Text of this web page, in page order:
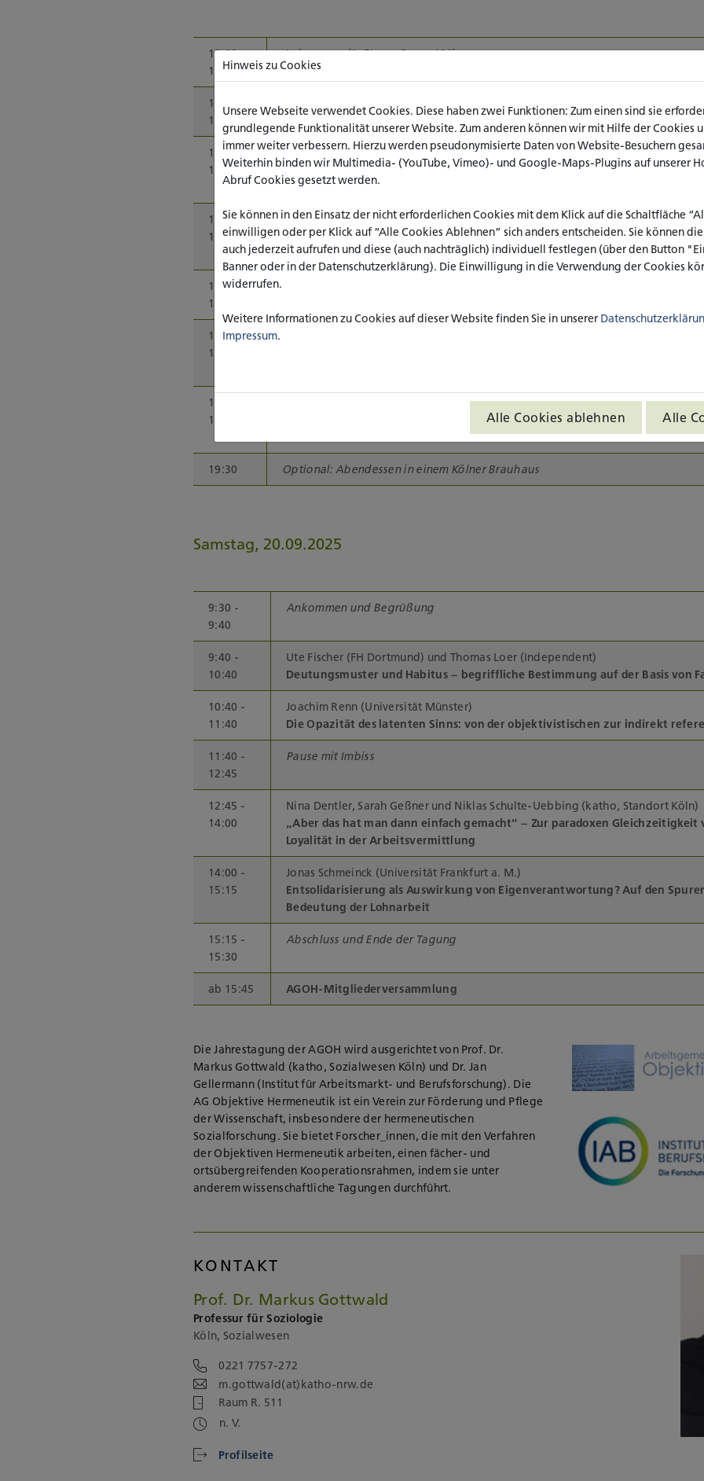
12:00 -
13:15
Ankommen(1. Etage, Raum 101)
13:15 -
13:30
Jan Gellermann (IAB) und Markus Gottwald (katho, Standort Köln)
Begrüßung und Einführung
13:30 -
14:30
Stefan Kutzner (Universität Siegen)
Der Homo oeconomicus als Mythos in der Sozialpolitik. Zur Bedeutung von
sozialpolitischen Diskursen
14:30 -
15:30
Jonas Bischof, Anna Zoss und Lukas Neuhaus (Fachhochschule Nordwestschweiz)
Erosion von Fachlichkeit durch fachfremde Sprache? Die Auswirkungen
Feldern der Sozialen Arbeit
15:30 -
16:00
16:00 -
17:00
Wenn es anders kommt als erwartet: eine objektiv-hermeneutische Analyse
17:00 -
18:00
Paternalistische Integration und simulierte Produktivität – Formen
19:30 Optional: Abendessen in einem Kölner Brauhaus
Samstag, 20.09.2025
9:30 -
9:40
Ankommen und Begrüßung
9:40 -
10:40
Ute Fischer (FH Dortmund) und Thomas Loer (Independent)
Deutungsmuster und Habitus – begriffliche Bestimmung auf der Basis von
10:40 -
11:40
Joachim Renn (Universität Münster)
Die Opazität des latenten Sinns: von der objektivistischen zur indirekt
11:40 -
12:45
Pause mit Imbiss
12:45 -
14:00
Nina Dentler, Sarah Geßner und Niklas Schulte-Uebbing (katho, Standort Köln)
„Aber das hat man dann einfach gemacht“ – Zur paradoxen
Loyalität in der Arbeitsvermittlung
14:00 -
15:15
Jonas Schmeinck (Universität Frankfurt a. M.)
Entsolidarisierung als Auswirkung von Eigenverantwortung? Auf den
Bedeutung der Lohnarbeit
15:15 -
15:30
Abschluss und Ende der Tagung
ab 15:45 AGOH-Mitgliederversammlung
Die Jahrestagung der AGOH wird ausgerichtet von Prof. Dr.
Markus Gottwald (katho, Sozialwesen Köln) und Dr. Jan
Gellermann (Institut für Arbeitsmarkt- und Berufsforschung). Die
AG Objektive Hermeneutik ist ein Verein zur Förderung und Pflege
der Wissenschaft, insbesondere der hermeneutischen
Sozialforschung. Sie bietet Forscher_innen, die mit den Verfahren
der Objektiven Hermeneutik arbeiten, einen fächer- und
ortsübergreifenden Kooperationsrahmen, indem sie unter
anderem wissenschaftliche Tagungen durchführt.
KONTAKT
Prof. Dr. Markus Gottwald
Professur für Soziologie
Köln, Sozialwesen
0221 7757-272
m.gottwald(at)katho-nrw.de
Raum R. 511
n. V.
Profilseite
Hinweis zu Cookies
Unsere Webseite verwendet Cookies. Diese haben zwei Funktionen: Zum einen sind sie
grundlegende Funktionalität unserer Website. Zum anderen können wir mit Hilfe der Cookies
immer weiter verbessern. Hierzu werden pseudonymisierte Daten von Website-Besuchern
Weiterhin binden wir Multimedia- (YouTube, Vimeo)- und Google-Maps-Plugins auf unserer
Abruf Cookies gesetzt werden.
Sie können in den Einsatz der nicht erforderlichen Cookies mit dem Klick auf die Schaltfläche
einwilligen oder per Klick auf “Alle Cookies Ablehnen” sich anders entscheiden. Sie können
auch jederzeit aufrufen und diese (auch nachträglich) individuell festlegen (über den Button
Banner oder in der Datenschutzerklärung). Die Einwilligung in die Verwendung der Cookies
widerrufen.
Weitere Informationen zu Cookies auf dieser Website finden Sie in unserer
Impressum.
Alle Cookies ablehnen Alle